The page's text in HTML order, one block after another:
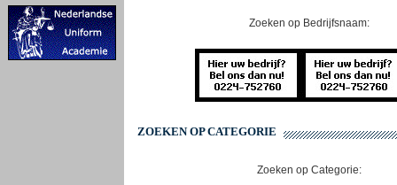
Zoeken op Bedrijfsnaam:
ZOEKEN OP CATEGORIE
Zoeken op Categorie: